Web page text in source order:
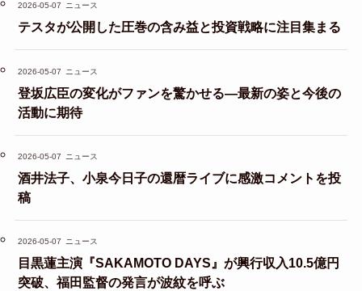
2026-05-07 ニュース
テスタが公開した圧巻の含み益と投資戦略に注目集まる
2026-05-07 ニュース
登坂広臣の変化がファンを驚かせる—最新の姿と今後の
活動に期待
2026-05-07 ニュース
酒井法子、小泉今日子の還暦ライブに感激コメントを投
稿
2026-05-07 ニュース
目黒蓮主演『SAKAMOTO DAYS』が興行収入10.5億円
突破、福田監督の発言が波紋を呼ぶ